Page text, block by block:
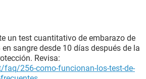
un test cuantitativo de embarazo de
sangre desde 10 días después de la
Revisa:
256-como-funcionan-los-test-de-